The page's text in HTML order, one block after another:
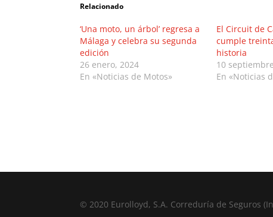
Relacionado
‘Una moto, un árbol’ regresa a
Málaga y celebra su segunda
edición
26 enero, 2024
En «Noticias de Motos»
El Circuit de
cumple
historia
10
En «Noticias
© 2020 Eurolloyd, S.A. Correduría de Seguros